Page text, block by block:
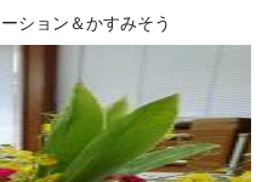
ション＆かすみそう